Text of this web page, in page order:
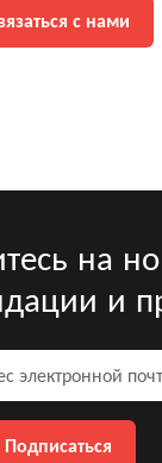
с нами
на
и
Введите
Подписаться